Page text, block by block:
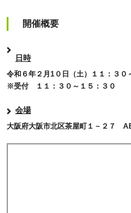
開催概要
日時
令和６年２月1０日（土）１１：３０
※受付 １１：３０～１５：３０
会場
大阪府大阪市北区茶屋町１－２７